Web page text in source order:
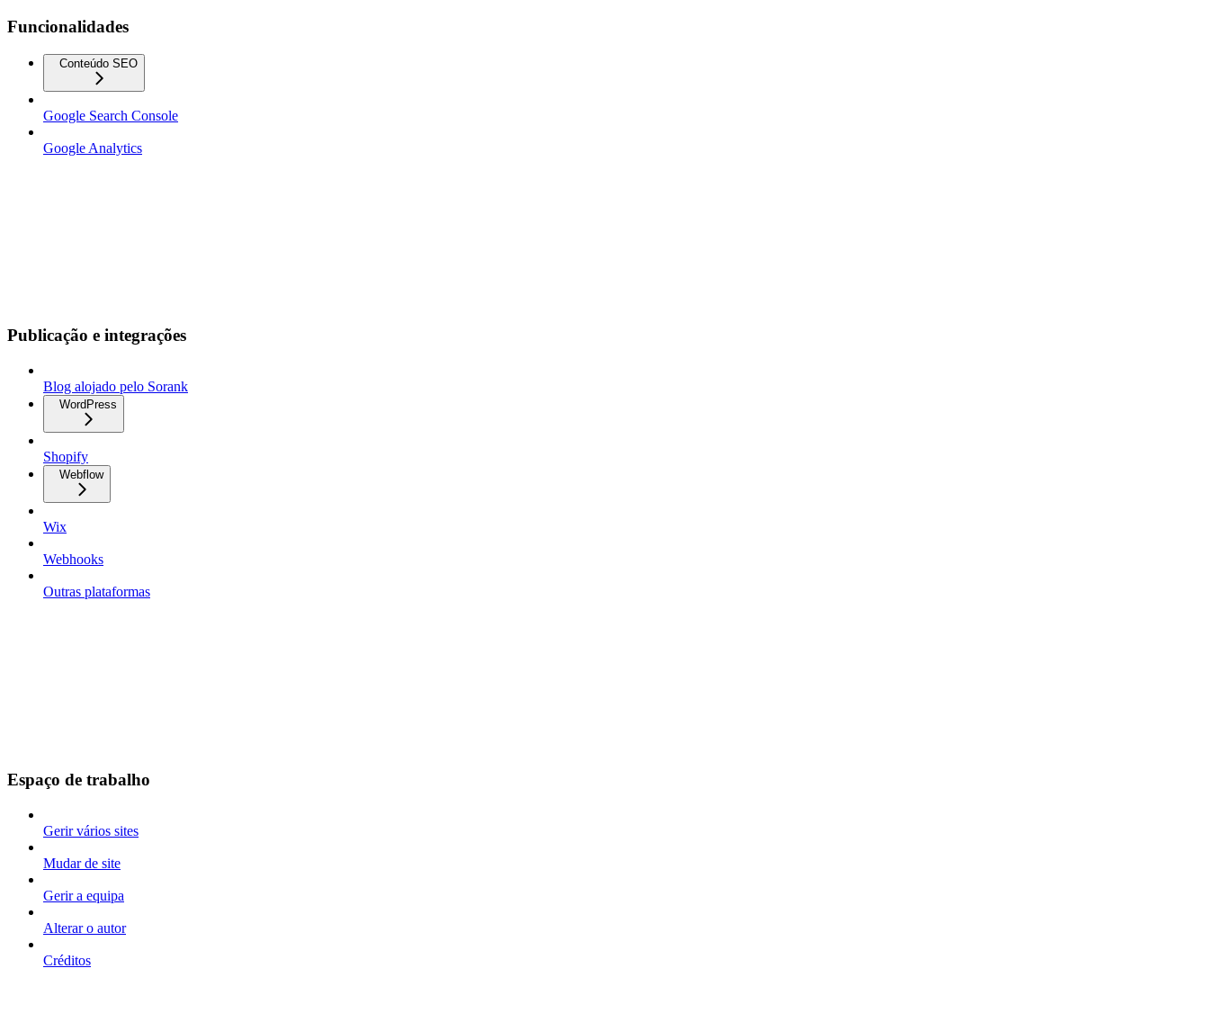
Funcionalidades
Conteúdo SEO
Google Search Console
Google Analytics
Publicação e integrações
Blog alojado pelo Sorank
WordPress
Shopify
Webflow
Wix
Webhooks
Outras plataformas
Espaço de trabalho
Gerir vários sites
Mudar de site
Gerir a equipa
Alterar o autor
Créditos